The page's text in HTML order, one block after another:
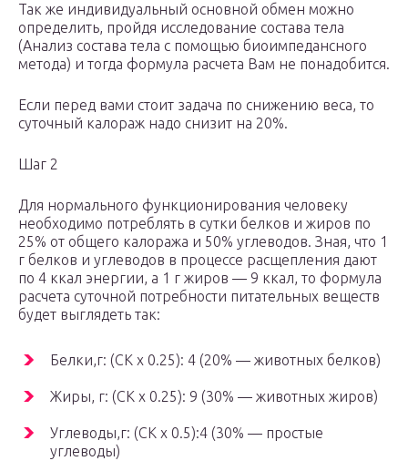
Так же индивидуальный основной обмен можно
определить, пройдя исследование состава тела
(Анализ состава тела с помощью биоимпедансного
метода) и тогда формула расчета Вам не понадобится.
Если перед вами стоит задача по снижению веса, то
суточный калораж надо снизит на 20%.
Шаг 2
Для нормального функционирования человеку
необходимо потреблять в сутки белков и жиров по
25% от общего калоража и 50% углеводов. Зная, что 1
г белков и углеводов в процессе расщепления дают
по 4 ккал энергии, а 1 г жиров — 9 ккал, то формула
расчета суточной потребности питательных веществ
будет выглядеть так:
Белки,г: (СК х 0.25): 4 (20% — животных белков)
Жиры, г: (СК х 0.25): 9 (30% — животных жиров)
Углеводы,г: (СК х 0.5):4 (30% — простые
углеводы)